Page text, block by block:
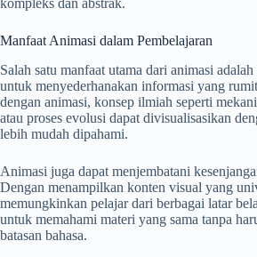
Manfaat Animasi dalam Pembelajaran
Salah satu manfaat utama dari animasi
untuk menyederhanakan informasi yang
dengan animasi, konsep ilmiah seperti
atau proses evolusi dapat divisualisasikan
lebih mudah dipahami.
Animasi juga dapat menjembatani
Dengan menampilkan konten visual yang
memungkinkan pelajar dari berbagai latar
untuk memahami materi yang sama tanpa
batasan bahasa.